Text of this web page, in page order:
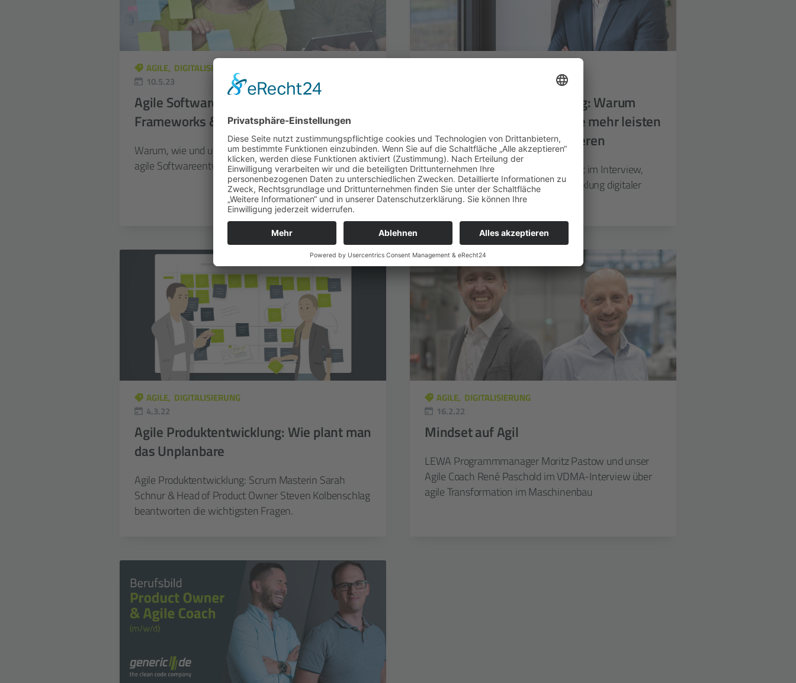
AGILE DIGITALISIERUNG
10.5.23
Agile Software­entwicklung: Vorteile,
Frame­works & Best Practices
Warum, wie und unter welchen Rahmen­bedingungen
agile Softwareentwicklung Mehrwert stiftet
Digitale Produkt­entwicklung: Warum
Software­dienstleister heute mehr leisten
müssen als nur Programmieren
Unser CTO Sebastian Betzin erläutert im Interview,
worauf es heutzutage bei der Entwicklung digitaler
Produkte ankommt.
AGILE DIGITALISIERUNG
4.3.22
Agile Produkt­entwicklung: Wie plant man
das Unplanbare
Agile Produktentwicklung: Scrum Masterin Sarah
Schnur & Head of Product Owner Steven Kolbenschlag
beantworten die wichtigsten Fragen.
AGILE DIGITALISIERUNG
16.2.22
Mindset auf Agil
LEWA Programmmanager Moritz Pastow und unser
Agile Coach René Paschold im VDMA-Interview über
agile Transformation im Maschinenbau